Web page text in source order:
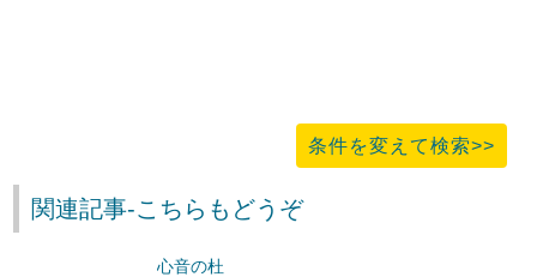
条件を変えて検索>>
関連記事-こちらもどうぞ
心音の杜